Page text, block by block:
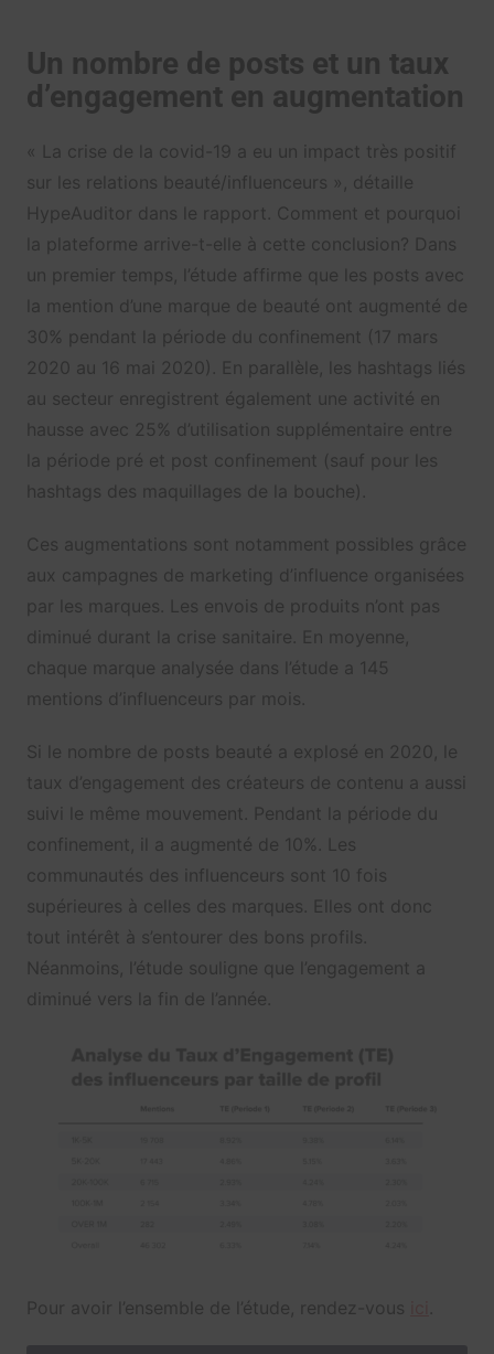
Un nombre de posts et un taux
d’engagement en augmentation
« La crise de la covid-19 a eu un impact très positif
sur les relations beauté/influenceurs », détaille
HypeAuditor dans le rapport. Comment et pourquoi
la plateforme arrive-t-elle à cette conclusion? Dans
un premier temps, l’étude affirme que les posts avec
la mention d’une marque de beauté ont augmenté de
30% pendant la période du confinement (17 mars
2020 au 16 mai 2020). En parallèle, les hashtags liés
au secteur enregistrent également une activité en
hausse avec 25% d’utilisation supplémentaire entre
la période pré et post confinement (sauf pour les
hashtags des maquillages de la bouche).
Ces augmentations sont notamment possibles grâce
aux campagnes de marketing d’influence organisées
par les marques. Les envois de produits n’ont pas
diminué durant la crise sanitaire. En moyenne,
chaque marque analysée dans l’étude a 145
mentions d’influenceurs par mois.
Si le nombre de posts beauté a explosé en 2020, le
taux d’engagement des créateurs de contenu a aussi
suivi le même mouvement. Pendant la période du
confinement, il a augmenté de 10%. Les
communautés des influenceurs sont 10 fois
supérieures à celles des marques. Elles ont donc
tout intérêt à s’entourer des bons profils.
Néanmoins, l’étude souligne que l’engagement a
diminué vers la fin de l’année.
Pour avoir l’ensemble de l’étude, rendez-vous